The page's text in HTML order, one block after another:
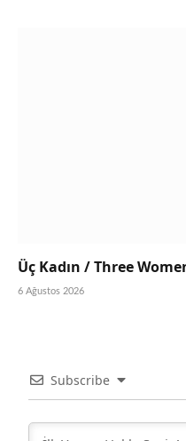
Üç Kadın / Three
6 Ağustos 2026
Subscribe